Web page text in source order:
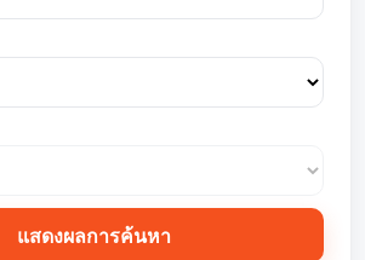
แสดงผลการค้นหา